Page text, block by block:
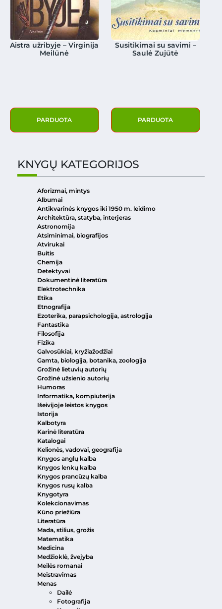
Aistra užribyje – Virginija
Meilūnė
PARDUOTA
Susitikimai su savimi –
Saulė Zujūtė
PARDUOTA
KNYGŲ KATEGORIJOS
Aforizmai, mintys
Albumai
Antikvarinės knygos iki 1950 m. leidimo
Architektūra, statyba, interjeras
Astronomija
Atsiminimai, biografijos
Atvirukai
Buitis
Chemija
Detektyvai
Dokumentinė literatūra
Elektrotechnika
Etika
Etnografija
Ezoterika, parapsichologija, astrologija
Fantastika
Filosofija
Fizika
Galvosūkiai, kryžiažodžiai
Gamta, biologija, botanika, zoologija
Grožinė lietuvių autorių
Grožinė užsienio autorių
Humoras
Informatika, kompiuterija
Išeivijoje leistos knygos
Istorija
Kalbotyra
Karinė literatūra
Katalogai
Kelionės, vadovai, geografija
Knygos anglų kalba
Knygos lenkų kalba
Knygos prancūzų kalba
Knygos rusų kalba
Knygotyra
Kolekcionavimas
Kūno priežiūra
Literatūra
Mada, stilius, grožis
Matematika
Medicina
Medžioklė, žvejyba
Meilės romanai
Meistravimas
Menas
Dailė
Fotografija